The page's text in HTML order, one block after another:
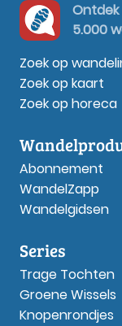
5.000
Zoek op
Zoek op kaart
Zoek op horeca
Abonnement
WandelZapp
Wandelgidsen
Series
Trage Tochten
Groene Wissels
Knopenrondjes